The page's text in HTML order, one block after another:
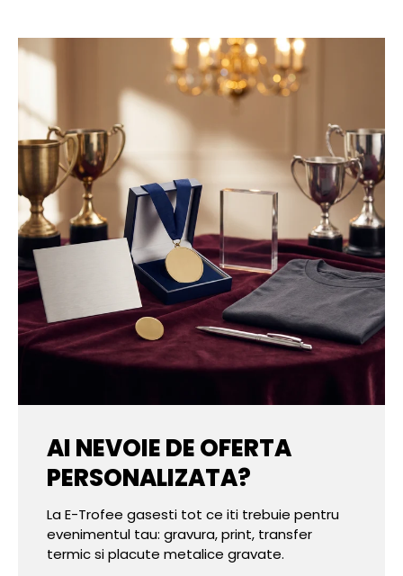
AI NEVOIE DE OFERTA
PERSONALIZATA?
La E-Trofee gasesti tot ce iti trebuie pentru
evenimentul tau: gravura, print, transfer
termic si placute metalice gravate.